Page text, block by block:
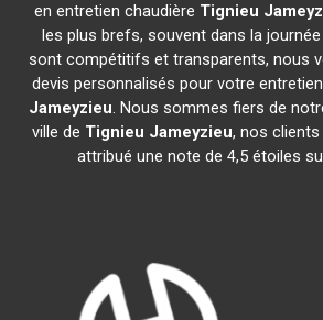
en entretien chaudière Tignieu
les plus brefs, souvent dans la
sont compétitifs et transparents, nous
devis personnalisés pour votre
Jameyzieu. Nous sommes fiers de
ville de Tignieu Jameyzieu, nos
attribué une note de 4,5 étoiles